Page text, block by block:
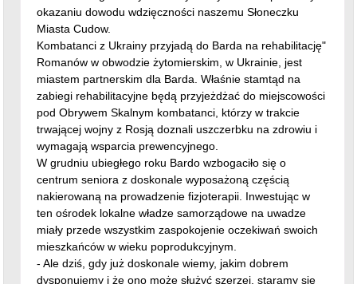
okazaniu dowodu wdzięczności naszemu Słoneczku
Miasta Cudow.
Kombatanci z Ukrainy przyjadą do Barda na rehabilitację"
Romanów w obwodzie żytomierskim, w Ukrainie, jest
miastem partnerskim dla Barda. Właśnie stamtąd na
zabiegi rehabilitacyjne będą przyjeżdżać do miejscowości
pod Obrywem Skalnym kombatanci, którzy w trakcie
trwającej wojny z Rosją doznali uszczerbku na zdrowiu i
wymagają wsparcia prewencyjnego.
W grudniu ubiegłego roku Bardo wzbogaciło się o
centrum seniora z doskonale wyposażoną częścią
nakierowaną na prowadzenie fizjoterapii. Inwestując w
ten ośrodek lokalne władze samorządowe na uwadze
miały przede wszystkim zaspokojenie oczekiwań swoich
mieszkańców w wieku poprodukcyjnym.
- Ale dziś, gdy już doskonale wiemy, jakim dobrem
dysponujemy i że ono może służyć szerzej, staramy się